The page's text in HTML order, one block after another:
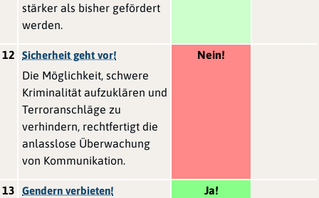
stärker als bisher gefördert
werden.
12 Sicherheit geht vor!
Die Möglichkeit, schwere
Kriminalität aufzuklären und
Terroranschläge zu
verhindern, rechtfertigt die
anlasslose Überwachung
von Kommunikation.
Nein!
13 Gendern verbieten! Ja!